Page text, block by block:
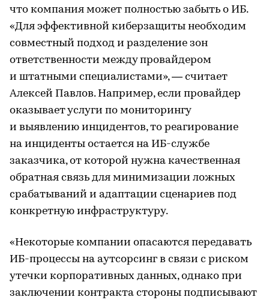
что компания может полностью забыть о ИБ.
«Для эффективной киберзащиты необходим
совместный подход и разделение зон
ответственности между провайдером
и штатными специалистами», — считает
Алексей Павлов. Например, если провайдер
оказывает услуги по мониторингу
и выявлению инцидентов, то реагирование
на инциденты остается на ИБ-службе
заказчика, от которой нужна качественная
обратная связь для минимизации ложных
срабатываний и адаптации сценариев под
конкретную инфраструктуру.
«Некоторые компании опасаются передавать
ИБ-процессы на аутсорсинг в связи с риском
утечки корпоративных данных, однако при
заключении контракта стороны подписывают